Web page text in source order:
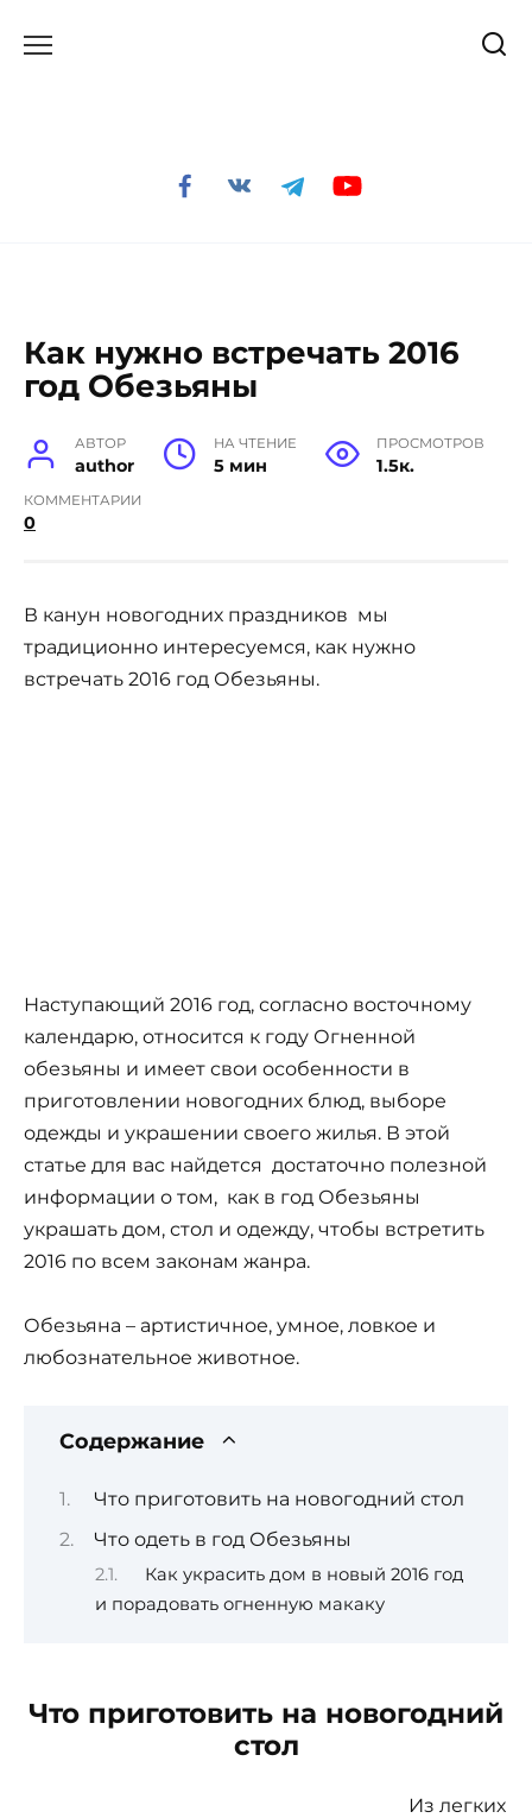
Как нужно встречать 2016
год Обезьяны
АВТОР
author
НА ЧТЕНИЕ
5 мин
ПРОСМОТРОВ
1.5к.
КОММЕНТАРИИ
0
В канун новогодних праздников мы
традиционно интересуемся, как нужно
встречать 2016 год Обезьяны.
Наступающий 2016 год, согласно восточному
календарю, относится к году Огненной
обезьяны и имеет свои особенности в
приготовлении новогодних блюд, выборе
одежды и украшении своего жилья. В этой
статье для вас найдется достаточно полезной
информации о том, как в год Обезьяны
украшать дом, стол и одежду, чтобы встретить
2016 по всем законам жанра.
Обезьяна – артистичное, умное, ловкое и
любознательное животное.
Содержание
Что приготовить на новогодний стол
Что одеть в год Обезьяны
Как украсить дом в новый 2016 год
и порадовать огненную макаку
Что приготовить на новогодний
стол
Из легких